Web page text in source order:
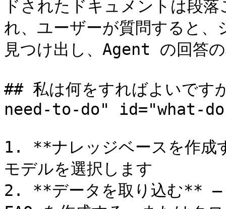
ドされたドキュメントは段
れ、ユーザーが質問すると
見つけ出し、Agent の回答
## 私は何をすればよいで
need-to-do" id="what-
1. **ナレッジベースを作成
モデルを選択します
2. **データを取り込む** —